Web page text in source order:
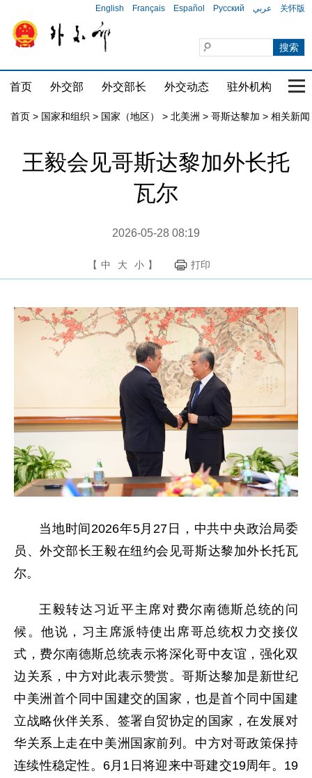
English Français Español Русский عربي 关怀版
首页 外交部 外交部长 外交动态 驻外机构 国
首页 > 国家和组织 > 国家（地区） > 北美洲 > 哥斯达黎加 > 相关新闻
王毅会见哥斯达黎加外长托
瓦尔
2026-05-28 08:19
【 中 大 小 】 打印
当地时间2026年5月27日，中共中央政治局委
员、外交部长王毅在纽约会见哥斯达黎加外长托瓦
尔。
王毅转达习近平主席对费尔南德斯总统的问
候。他说，习主席派特使出席哥总统权力交接仪
式，费尔南德斯总统表示将深化哥中友谊，强化双
边关系，中方对此表示赞赏。哥斯达黎加是新世纪
中美洲首个同中国建交的国家，也是首个同中国建
立战略伙伴关系、签署自贸协定的国家，在发展对
华关系上走在中美洲国家前列。中方对哥政策保持
连续性稳定性。6月1日将迎来中哥建交19周年。19